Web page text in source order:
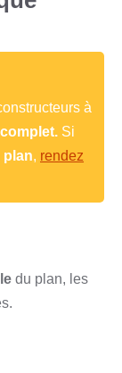
à
Si
plan, rendez
du plan, les